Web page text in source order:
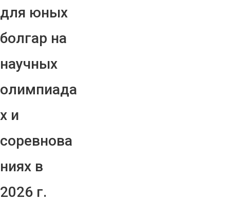
для юных
болгар на
научных
олимпиада
х и
соревнова
ниях в
2026 г.